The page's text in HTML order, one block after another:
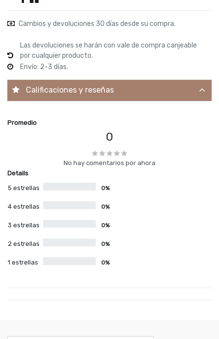
Cambios y devoluciones 30 días desde su compra.
Las devoluciones se harán con vale de compra canjeable
por cualquier producto.
Envío: 2-3 días.
Calificaciones y reseñas
Promedio
0
No hay comentarios por ahora
Details
5 estrellas
0%
4 estrellas 0%
3 estrellas 0%
2 estrellas 0%
1 estrellas 0%